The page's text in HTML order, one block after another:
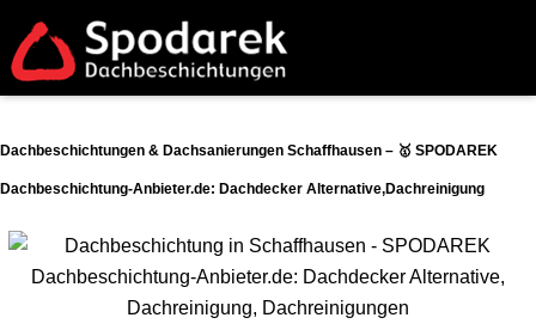
Dachbeschichtungen & Dachsanierungen Schaffhausen – 🥇 SPODAREK
Dachbeschichtung-Anbieter.de: Dachdecker Alternative,Dachreinigung